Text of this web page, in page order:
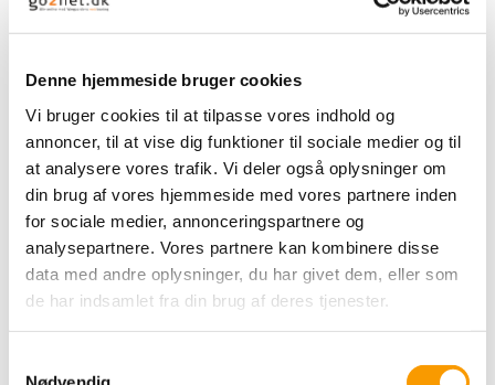
Denne hjemmeside bruger cookies
Vi bruger cookies til at tilpasse vores indhold og
annoncer, til at vise dig funktioner til sociale medier og til
at analysere vores trafik. Vi deler også oplysninger om
din brug af vores hjemmeside med vores partnere inden
for sociale medier, annonceringspartnere og
analysepartnere. Vores partnere kan kombinere disse
data med andre oplysninger, du har givet dem, eller som
de har indsamlet fra din brug af deres tjenester.
maj 2026 blev Lis Hartels Mindepris tildelt Kimi Nielsen. Med
markant indsats for dansk dressur og ridesportens udvikling.
Det var H.K.H. Prinsesse Benedikte, formand for Dressurens
Venner, der overrakte prisen under DM på Randbøl Dressage
Academy, samt Nicole Siesbye-Suhr.
Lis Hartels Mindepris uddeles til personer, der gennem deres
virke har bidraget væsentligt til sporten og samtidig
repræsenterer de værdier, som Lis Hartel stod for: dedikation,
mod og respekt for både hest og menneske.
Ifølge Dressurens Venner er Kimi Nielsen en værdig modtager